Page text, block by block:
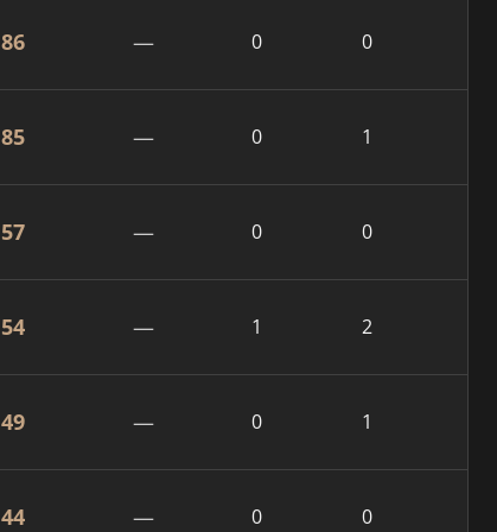
86 — 0 0
85 — 0 1
57 — 0 0
54 — 1 2
49 — 0 1
44 — 0 0